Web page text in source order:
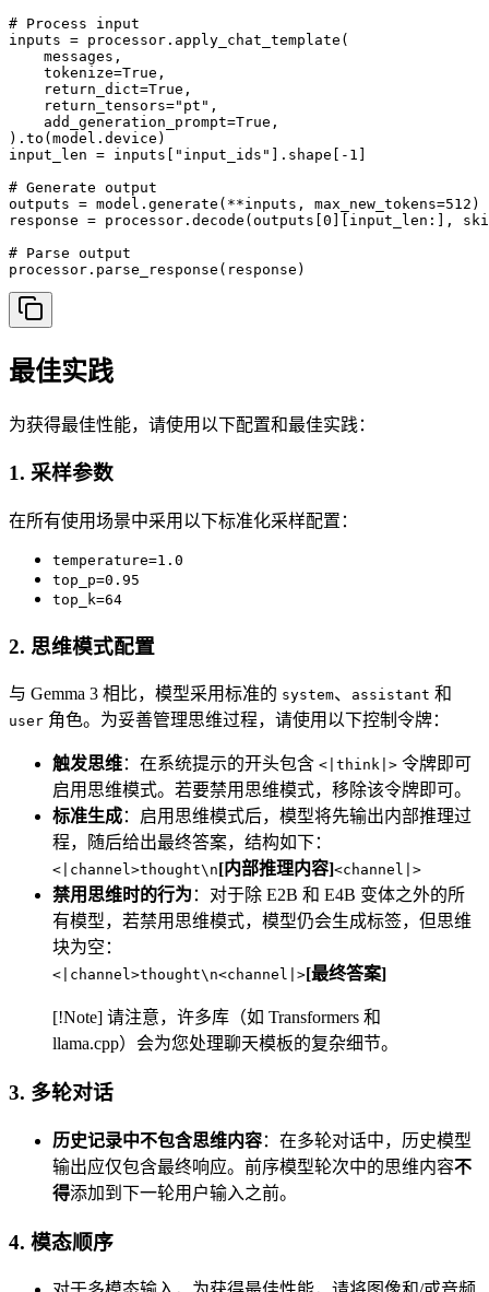
# Process input
inputs = processor.apply_chat_template(
    messages,
    tokenize=True,
    return_dict=True,
    return_tensors="pt",
    add_generation_prompt=True,
).to(model.device)
input_len = inputs["input_ids"].shape[-1]
# Generate output
outputs = model.generate(**inputs, max_new_tokens=512)
response = processor.decode(outputs[0][input_len:],
# Parse output
processor.parse_response(response)
最佳实践
为获得最佳性能，请使用以下配置和最佳实践：
1. 采样参数
在所有使用场景中采用以下标准化采样配置：
temperature=1.0
top_p=0.95
top_k=64
2. 思维模式配置
与 Gemma 3 相比，模型采用标准的 system、 assistant 和
user 角色。为妥善管理思维过程，请使用以下控制令牌：
触发思维：在系统提示的开头包含 <|think|> 令牌即可
启用思维模式。若要禁用思维模式，移除该令牌即可。
标准生成：启用思维模式后，模型将先输出内部推理过
程，随后给出最终答案，结构如下：
<|channel>thought\n[内部推理内容]<channel|>
禁用思维时的行为 ：对于除 E2B 和 E4B 变体之外的所
有模型，若禁用思维模式，模型仍会生成标签，但思维
块为空：
<|channel>thought\n<channel|>[最终答案]
[!Note] 请注意，许多库（如 Transformers 和
llama.cpp）会为您处理聊天模板的复杂细节。
3. 多轮对话
历史记录中不包含思维内容：在多轮对话中，历史模型
输出应仅包含最终响应。前序模型轮次中的思维内容不
得添加到下一轮用户输入之前。
4. 模态顺序